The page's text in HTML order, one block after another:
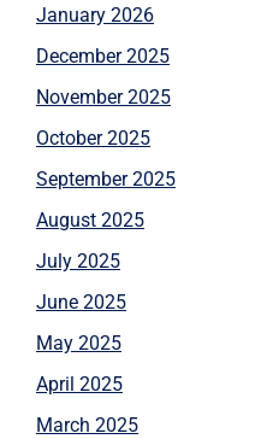
January 2026
December 2025
November 2025
October 2025
September 2025
August 2025
July 2025
June 2025
May 2025
April 2025
March 2025